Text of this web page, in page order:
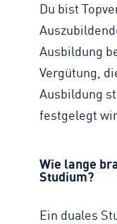
Du bist
Ausbildung
Vergütung,
Ausbildung
festgelegt
Wie lange
Studium?
Ein duales